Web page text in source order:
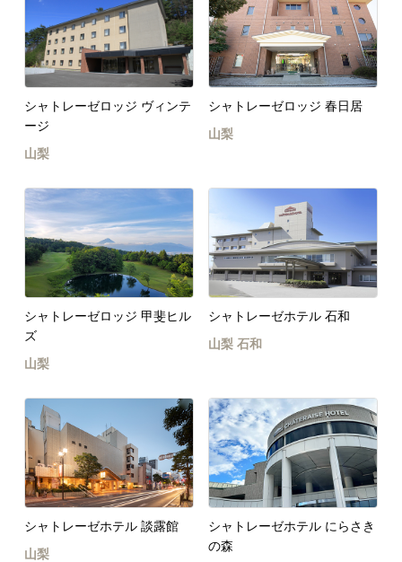
シャトレーゼロッジ ヴィンテ
ージ
山梨
シャトレーゼロッジ 春日居
山梨
シャトレーゼロッジ 甲斐ヒル
ズ
山梨
シャトレーゼホテル 石和
山梨 石和
シャトレーゼホテル 談露館
山梨
シャトレーゼホテル にらさき
の森